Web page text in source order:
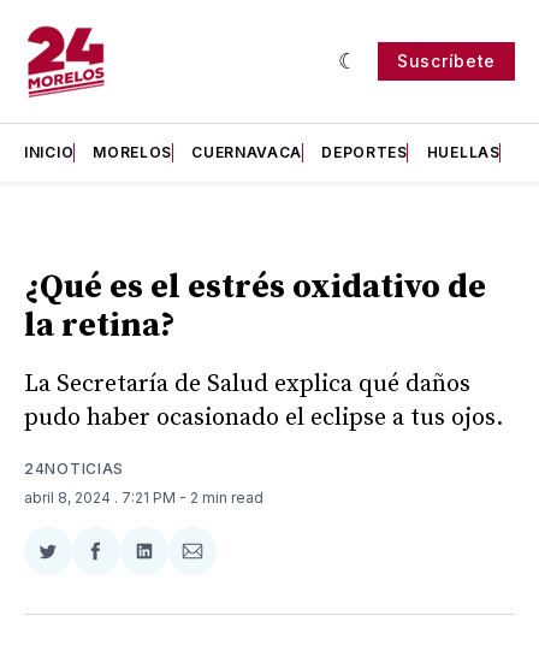
Suscríbete
INICIO MORELOS CUERNAVACA DEPORTES HUELLAS
¿Qué es el estrés oxidativo de
la retina?
La Secretaría de Salud explica qué daños
pudo haber ocasionado el eclipse a tus ojos.
24NOTICIAS
abril 8, 2024 . 7:21 PM - 2 min read
Compartir
Twitter
Compartir
Facebook
Compartir
LinkedIn
Compartir
Email